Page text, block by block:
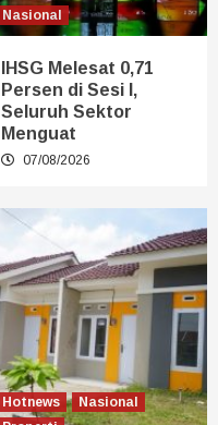
Nasional
IHSG Melesat 0,71
Persen di Sesi I,
Seluruh Sektor
Menguat
07/08/2026
Hotnews
Nasional